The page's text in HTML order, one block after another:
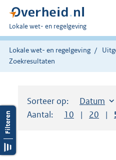
U
bent
hier:
Lokale wet- en regelgeving
Lokale wet- en regelgeving
Zoekresultaten
Sorteer op: Sorteer op:
Datum
Aantal:
Toon
10 Toon
20